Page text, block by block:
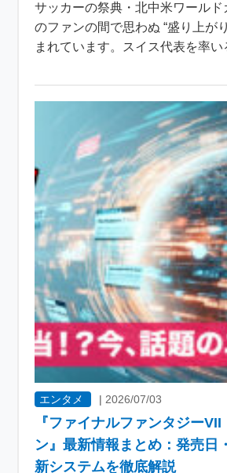
サッカーの祭典・北中米ワールド
のファンの間で思わぬ “盛り上が
まれています。スイス代表を率
エンタメ | 2026/07/03
『ファイナルファンタジー
ン』最新情報まとめ：発売日
新システムを徹底解説